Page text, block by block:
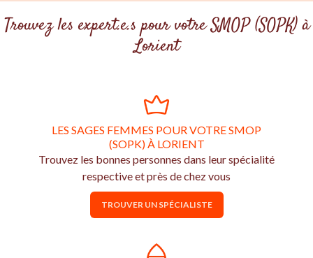
Trouvez les expert.e.s pour votre SMOP (SOPK) à
Lorient
LES SAGES FEMMES POUR VOTRE SMOP
(SOPK) À LORIENT
Trouvez les bonnes personnes dans leur spécialité
respective et près de chez vous
TROUVER UN SPÉCIALISTE